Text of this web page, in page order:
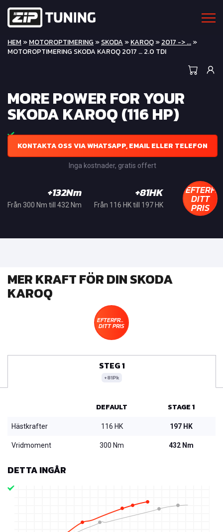
HEM »MOTOROPTIMERING »SKODA »KAROQ»2017 -> ...»
MOTOROPTIMERING SKODA KAROQ 2017 … 2.0 TDI
MORE POWER FOR YOUR
SKODA KAROQ (116 HP)
KONTAKTA OSS VIA WHATSAPP, EMAIL ELLER TELEFON
Inga kostnader, gratis offert
+132Nm
Från 300 Nm till 432 Nm
+81HK
Från 116 HK till 197 HK DITT
PRIS
MER KRAFT FÖR DIN SKODA
KAROQ
EFTERFRÅGA
DITT PRIS
STEG 1
+81Pk
DEFAULT STAGE 1
Hästkrafter 116 HK 197 HK
Vridmoment 300 Nm 432 Nm
DETTA INGÅR